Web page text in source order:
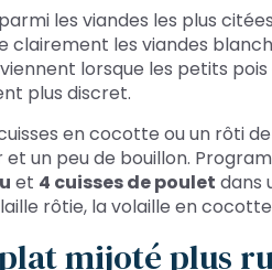
les viandes les plus
clairement les viandes
lorsque les petits
plus discret.
en cocotte ou un rôti
un peu de bouillon.
et 4 cuisses de poulet dans
rôtie, la volaille en
mijoté plus